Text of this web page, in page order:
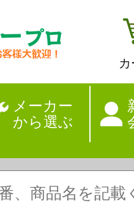
メーカー
から選ぶ